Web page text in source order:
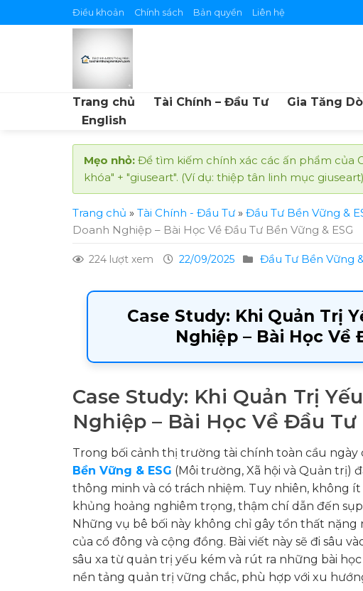
to
Điều khoản Chính sách Bản quyền Liên hệ
Trang chủ Tài Chính – Đầu Tư Gia Tăng
English
Mẹo nhỏ: Để tìm kiếm chính xác các ấn phẩm của
khóa" + "giuseart". (Ví dụ: thiệp tân linh mục
Trang chủ » Tài Chính - Đầu Tư » Đầu Tư Bền Vững &
Doanh Nghiệp – Bài Học Về Đầu Tư Bền Vững & ESG
224 lượt xem 22/09/2025 Đầu Tư Bền Vững
Case Study: Khi Quản Trị
Nghiệp – Bài Học Về
Case Study: Khi Quản Trị
Nghiệp – Bài Học Về Đầu Tư
Trong bối cảnh thị trường tài chính toàn cầu
Bền Vững & ESG (Môi trường, Xã hội và Quản trị)
thông minh và có trách nhiệm. Tuy nhiên, không
khủng hoảng nghiêm trọng, thậm chí dẫn đến
Những vụ bê bối này không chỉ gây tổn thất
của cổ đông và cộng đồng. Bài viết này sẽ đi sâu
sâu xa từ quản trị yếu kém và rút ra những bài
nền tảng quản trị vững chắc, phù hợp với xu